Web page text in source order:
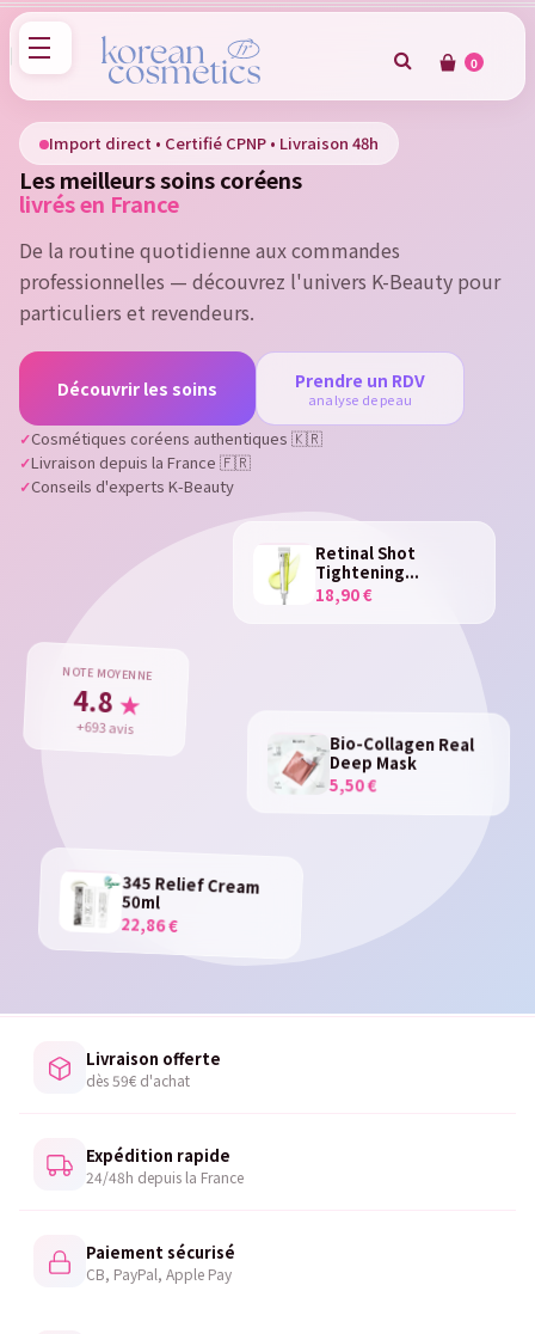
0
Import direct • Certifié CPNP • Livraison 48h
Les meilleurs soins coréens
livrés en France
De la routine quotidienne aux commandes
professionnelles — découvrez l'univers K-Beauty pour
particuliers et revendeurs.
Découvrir les soins Prendre un RDV
analyse de peau
Cosmétiques coréens authentiques 🇰🇷
Livraison depuis la France 🇫🇷
Conseils d'experts K-Beauty
Retinal Shot
Tightening...
18,90 €
345 Relief Cream
50ml
22,86 €
Bio-Collagen Real
Deep Mask
5,50 €
NOTE MOYENNE
4.8 ★
+693 avis
Livraison offerte
dès 59€ d'achat
Expédition rapide
24/48h depuis la France
Paiement sécurisé
CB, PayPal, Apple Pay
Sign in
You need to be logged in to save products in your wish
list.
Cancel